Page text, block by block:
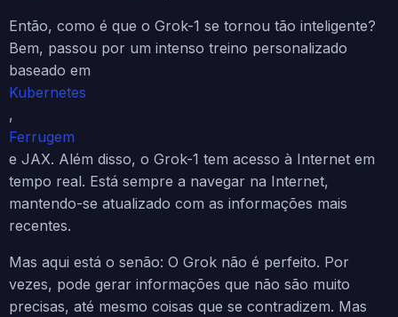
Então, como é que o Grok-1 se tornou tão inteligente?
Bem, passou por um intenso treino personalizado
baseado em
Kubernetes
,
Ferrugem
e JAX. Além disso, o Grok-1 tem acesso à Internet em
tempo real. Está sempre a navegar na Internet,
mantendo-se atualizado com as informações mais
recentes.
Mas aqui está o senão: O Grok não é perfeito. Por
vezes, pode gerar informações que não são muito
precisas, até mesmo coisas que se contradizem. Mas